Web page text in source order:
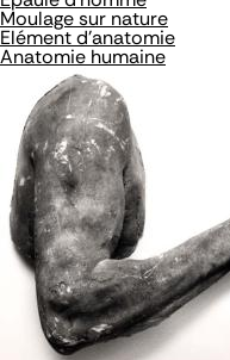
Moulage sur nature
Elément d'anatomie
Anatomie humaine